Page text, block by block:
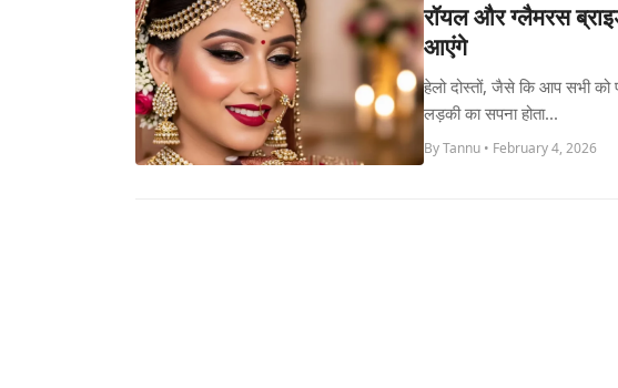
रॉयल और ग्लैमरस
आएंगे
हेलो दोस्तों, जैसे कि आप सभी को
लड़की का सपना होता...
By Tannu • February 4, 2026